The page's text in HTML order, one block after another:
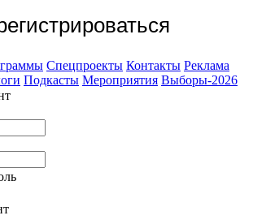
Спецпроекты Контакты Реклама
Подкасты Мероприятия Выборы-2026